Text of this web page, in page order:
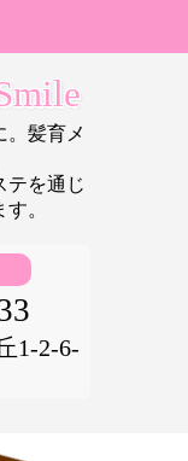
。髪育メ
テを通じ
。
1-2-6-